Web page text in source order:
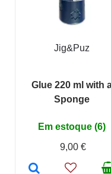
Jig&Puz
Glue 220 ml with
Sponge
Em estoque (6)
9,00 €